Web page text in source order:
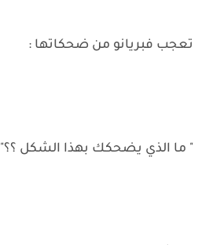
تعجب فبريانو من ضحكاتها :
" ما الذي يضحكك بهذا الشكل ؟؟"